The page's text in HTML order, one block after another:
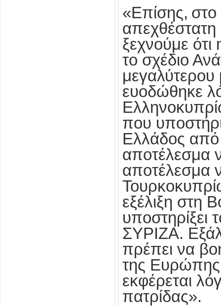
«Επίσης, στο
ξεχνούμε
το σχέδιο
ευοδώθηκε
που
Ελλάδος από
αποτέλεσμα
αποτέλεσμα
εξέλιξη στη
υποστηρίξει
ΣΥΡΙΖΑ.
πρέπει να
της Ευρώπης
εκφέρεται
πατρίδας».